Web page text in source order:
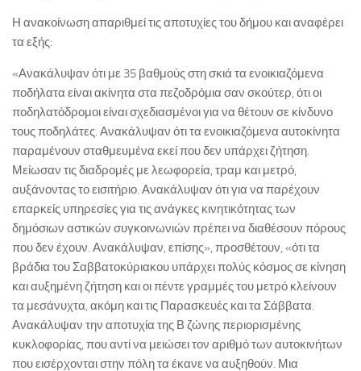
Η ανακοίνωση απαριθμεί τις αποτυχίες του δήμου και αναφέρει
τα εξής:
«Ανακάλυψαν ότι με 35 βαθμούς στη σκιά τα ενοικιαζόμενα
ποδήλατα είναι ακίνητα στα πεζοδρόμια σαν σκούτερ, ότι οι
ποδηλατόδρομοι είναι σχεδιασμένοι για να θέτουν σε κίνδυνο
τους ποδηλάτες. Ανακάλυψαν ότι τα ενοικιαζόμενα αυτοκίνητα
παραμένουν σταθμευμένα εκεί που δεν υπάρχει ζήτηση.
Μείωσαν τις διαδρομές με λεωφορεία, τραμ και μετρό,
αυξάνοντας το εισιτήριο. Ανακάλυψαν ότι για να παρέχουν
επαρκείς υπηρεσίες για τις ανάγκες κινητικότητας των
δημόσιων αστικών συγκοινωνιών πρέπει να διαθέσουν πόρους
που δεν έχουν. Ανακάλυψαν, επίσης», προσθέτουν, «ότι τα
βράδια του Σαββατοκύριακου υπάρχει πολύς κόσμος σε κίνηση
και αυξημένη ζήτηση και οι πέντε γραμμές του μετρό κλείνουν
τα μεσάνυχτα, ακόμη και τις Παρασκευές και τα Σάββατα.
Ανακάλυψαν την αποτυχία της Β ζώνης περιορισμένης
κυκλοφορίας, που αντί να μειώσει τον αριθμό των αυτοκινήτων
που εισέρχονται στην πόλη τα έκανε να αυξηθούν. Μια